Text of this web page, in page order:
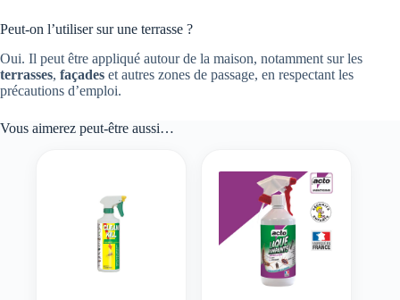
Peut-on l’utiliser sur une terrasse ?
Oui. Il peut être appliqué autour de la maison, notamment sur les
terrasses, façades et autres zones de passage, en respectant les
précautions d’emploi.
Vous aimerez peut-être aussi…